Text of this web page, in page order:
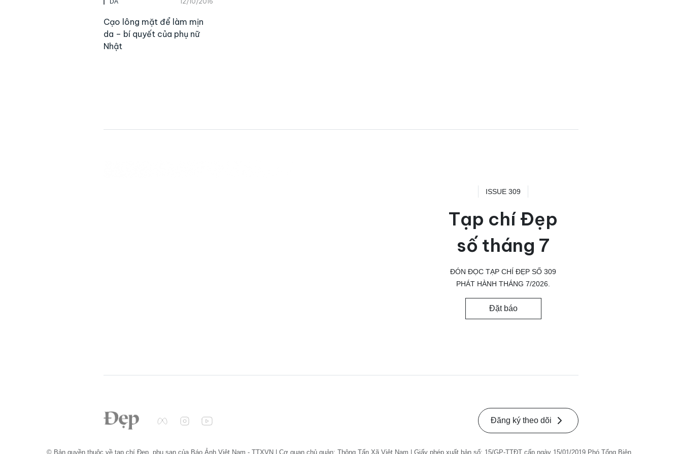
Cạo lông mặt để làm mịn
da – bí quyết của phụ nữ
Nhật
ISSUE 309
Tạp chí Đẹp
số tháng 7
ĐÓN ĐỌC TẠP CHÍ ĐẸP SỐ 309
PHÁT HÀNH THÁNG 7/2026.
Đặt báo
Đăng ký theo dõi
© Bản quyền thuộc về tạp chí Đẹp, phụ san của Báo Ảnh Việt Nam - TTXVN | Cơ quan chủ quản: Thông Tấn Xã Việt Nam | Giấy phép xuất bản số: 15/GP-TTĐT cấp ngày 15/01/2019 Phó Tổng Biên